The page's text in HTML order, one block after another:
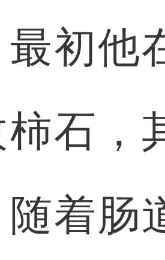
初他
柿石，
随着肠